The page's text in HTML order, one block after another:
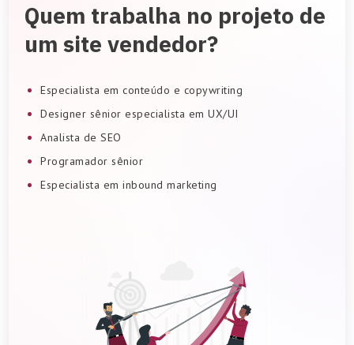
Quem trabalha no projeto de
um site vendedor?
Especialista em conteúdo e copywriting
Designer sênior especialista em UX/UI
Analista de SEO
Programador sênior
Especialista em inbound marketing